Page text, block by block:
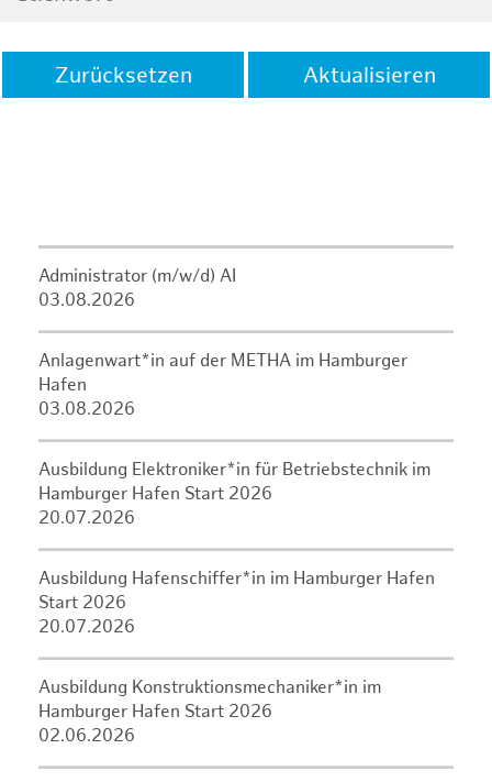
Zurücksetzen Aktualisieren
Administrator (m/w/d) AI
03.08.2026
Anlagenwart*in auf der METHA im Hamburger
Hafen
03.08.2026
Ausbildung Elektroniker*in für Betriebstechnik im
Hamburger Hafen Start 2026
20.07.2026
Ausbildung Hafenschiffer*in im Hamburger Hafen
Start 2026
20.07.2026
Ausbildung Konstruktionsmechaniker*in im
Hamburger Hafen Start 2026
02.06.2026